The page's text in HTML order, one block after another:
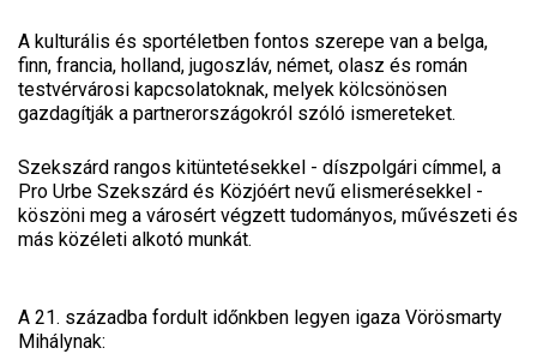
A kulturális és sportéletben fontos szerepe van a belga,
finn, francia, holland, jugoszláv, német, olasz és román
testvérvárosi kapcsolatoknak, melyek kölcsönösen
gazdagítják a partnerországokról szóló ismereteket.
Szekszárd rangos kitüntetésekkel - díszpolgári címmel, a
Pro Urbe Szekszárd és Közjóért nevű elismerésekkel -
köszöni meg a városért végzett tudományos, művészeti és
más közéleti alkotó munkát.
A 21. századba fordult időnkben legyen igaza Vörösmarty
Mihálynak: